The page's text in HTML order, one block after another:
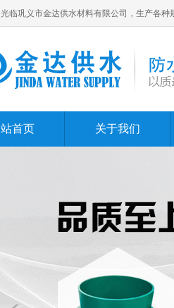
临巩义市金达供水材料有限公司，生产各种
首页 关于我们